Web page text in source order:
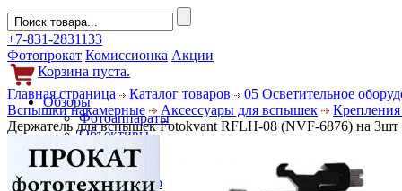
+7-831-2831133
Фотопрокат Комиссионка Акции
Корзина пуста.
Обзоры
Фотоаппараты
Объективы
Фильтры
Новости
Фото и видео
Главная страница Каталог товаров
05 Осветительное
Вспышки накамерные
Аксессуары для вспышек
Держатель для вспышек Fotokvant RFLH-08 (NVF-6876) на 3шт